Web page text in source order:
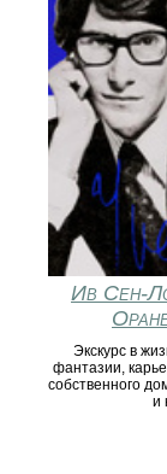
Ив Сен-
Экскурс в
фантазии,
собственного
и